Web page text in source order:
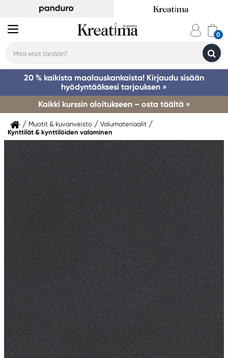
20 % kaikista maalauskankaista! Kirjaudu sisään
hyödyntääksesi tarjouksen »
Kaikki kurssin aloitukseen – osta täältä »
Muotit & kuvanveisto
Valumateriaalit
Kynttilät & kynttilöiden valaminen